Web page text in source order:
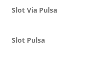
Slot Via Pulsa
Slot Pulsa